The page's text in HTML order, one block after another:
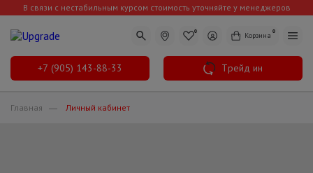
В связи с нестабильным курсом стоимость уточняйте у менеджеров
0 0
Корзина
+7 (905) 143-88-33 Трейд ин
Главная Личный кабинет